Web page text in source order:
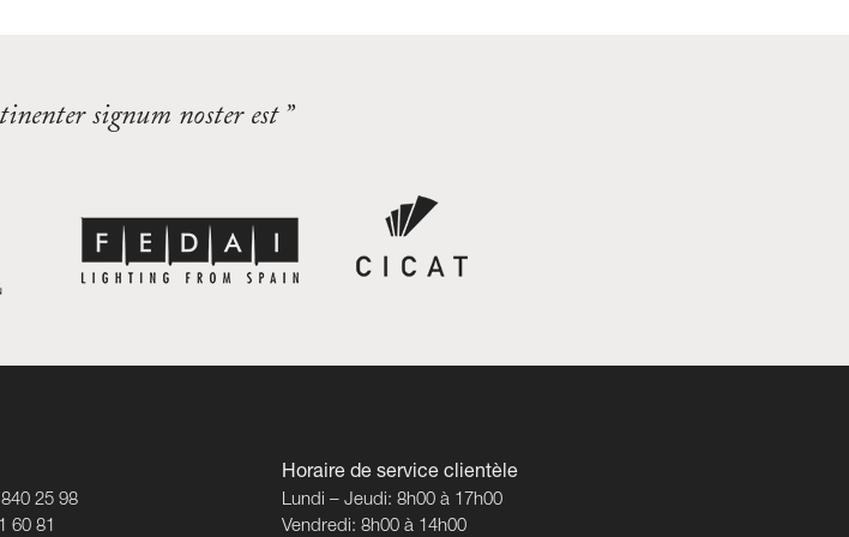
signum noster est ”
25 98
60 81
Horaire de service clientèle
Lundi – Jeudi: 8h00 à 17h00
Vendredi: 8h00 à 14h00